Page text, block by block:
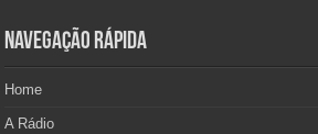
Navegação Rápida
Home
A Rádio